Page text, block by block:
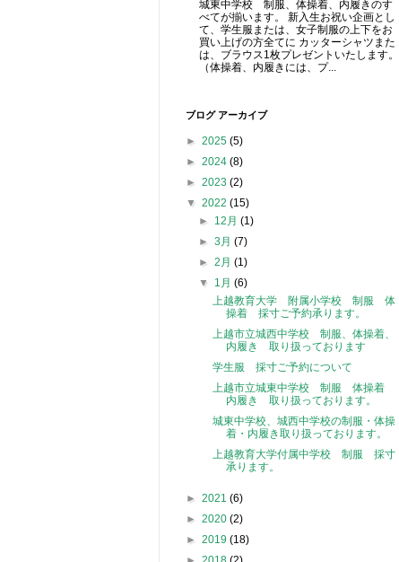
城東中学校 制服、体操着、内履きのす
べてが揃います。 新入生お祝い企画とし
て、学生服または、女子制服の上下をお
買い上げの方全てに カッターシャツまた
は、ブラウス1枚プレゼントいたします。
（体操着、内履きには、プ...
ブログ アーカイブ
► 2025 (5)
► 2024 (8)
► 2023 (2)
▼ 2022 (15)
► 12月(1)
►3月(7)
►2月(1)
▼ 1月(6)
上越教育大学 附属小学校 制服 体
操着 採寸ご予約承ります。
上越市立城西中学校 制服、体操着、
内履き 取り扱っております
学生服 採寸ご予約について
上越市立城東中学校 制服 体操着
内履き 取り扱っております。
城東中学校、城西中学校の制服・体操
着・内履き取り扱っております。
上越教育大学付属中学校 制服 採寸
承ります。
► 2021 (6)
► 2020 (2)
► 2019 (18)